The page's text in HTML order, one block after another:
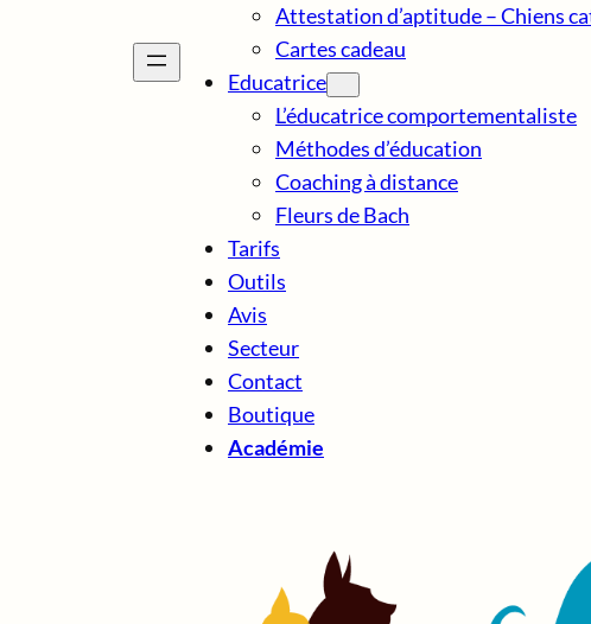
Attestation d’aptitude – Chiens
Cartes cadeau
Educatrice
L’éducatrice comportementaliste
Méthodes d’éducation
Coaching à distance
Fleurs de Bach
Tarifs
Outils
Avis
Secteur
Contact
Boutique
Académie